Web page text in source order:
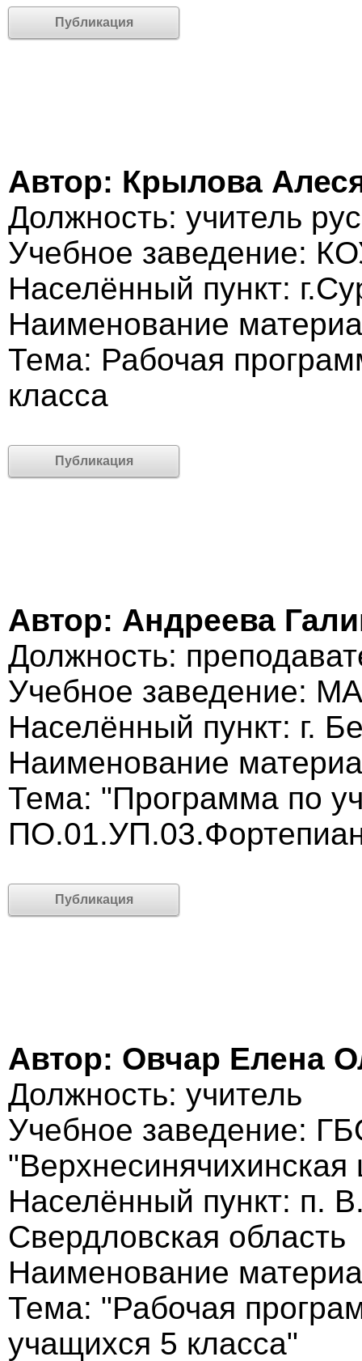
Публикация
Автор: Крылова
Должность: учитель
Учебное заведение:
Населённый пункт:
Наименование
Тема: Рабочая
класса
Публикация
Автор: Андреева
Должность:
Учебное заведение:
Населённый пункт: г.
Наименование
Тема: "Программа по
Публикация
Автор: Овчар Елена
Должность: учитель
Учебное заведение:
Населённый пункт: п.
Свердловская область
Наименование
Тема: "Рабочая
учащихся 5 класса"